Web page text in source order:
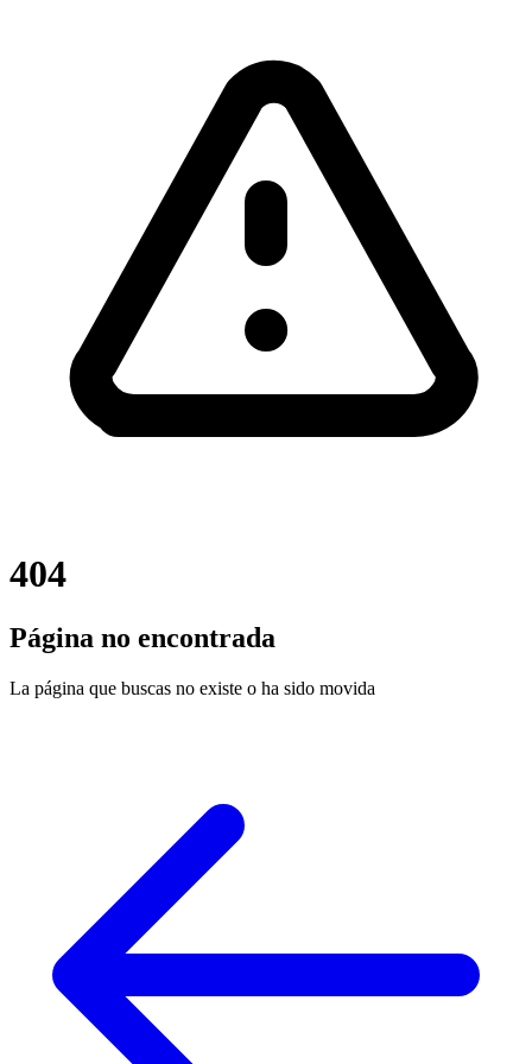
404
Página no encontrada
La página que buscas no existe o ha sido movida